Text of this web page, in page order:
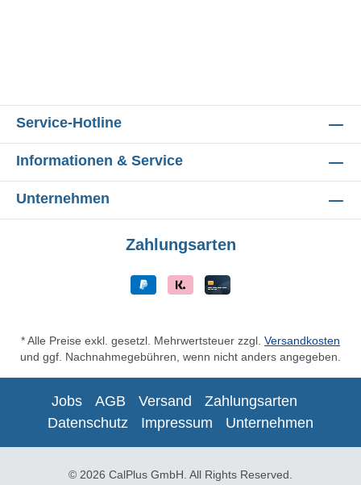
Service-Hotline
Informationen & Service
Unternehmen
Zahlungsarten
* Alle Preise exkl. gesetzl. Mehrwertsteuer zzgl. Versandkosten
und ggf. Nachnahmegebühren, wenn nicht anders angegeben.
Jobs AGB Versand
Zahlungsarten
Datenschutz
Impressum Unternehmen
© 2026 CalPlus GmbH. All Rights Reserved.